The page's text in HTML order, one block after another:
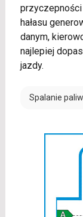
hałasu
danym,
najlepiej
jazdy.
Spalanie